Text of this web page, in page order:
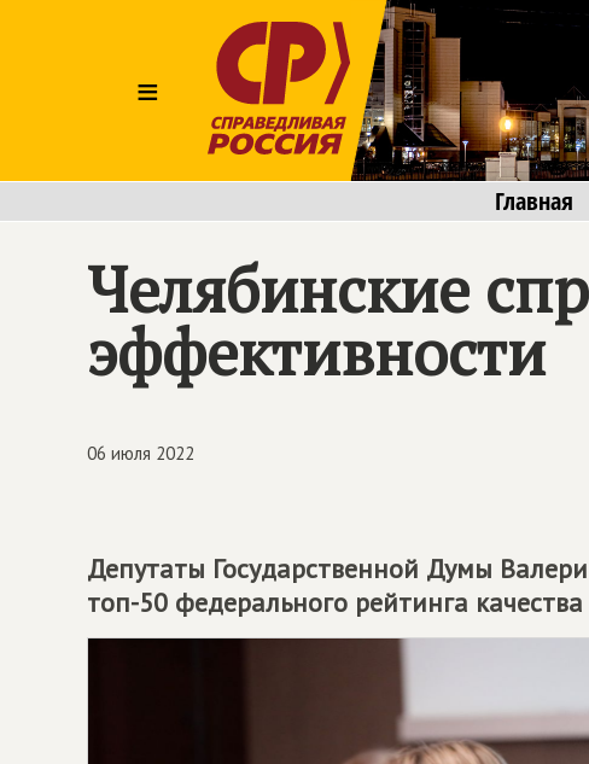
≡
Главная
Челябинские
эффективности
06 июля 2022
Депутаты Государственной Думы
топ-50 федерального рейтинга